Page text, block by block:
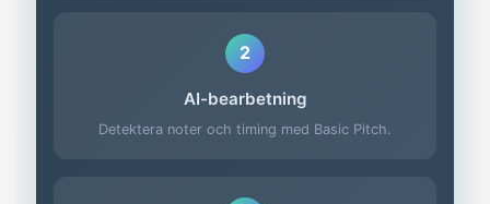
2
AI-bearbetning
Detektera noter och timing med Basic Pitch.